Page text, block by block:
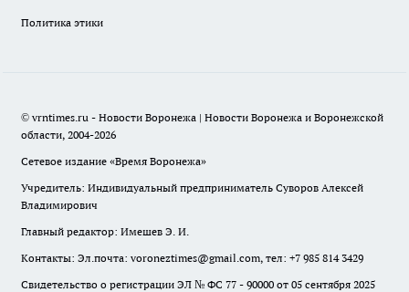
Политика этики
© vrntimes.ru - Новости Воронежа | Новости Воронежа и Воронежской
области, 2004-2026
Сетевое издание «Время Воронежа»
Учредитель: Индивидуальный предприниматель Суворов Алексей
Владимирович
Главный редактор: Имешев Э. И.
Контакты: Эл.почта: voroneztimes@gmail.com, тел: +7 985 814 3429
Свидетельство о регистрации ЭЛ № ФС 77 - 90000 от 05 сентября 2025